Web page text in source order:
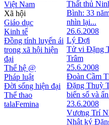
Việt Nam
Xã hội
Giáo dục
Kinh tế
Đồng tính luyến ái
trong xã hội hiện
đại
Thế hệ @
Pháp luật
Đời sống hiện đại
Thể thao
talaFemina
Thất thủ
Bình: 33
nhìn lại...
26.6.2008
Lý Đợi
Tử vi Đặng
Trâm
25.6.2008
Đoàn Cầm
Đặng Thuỳ
biến số và
23.6.2008
Vương Trí
Nhật ký